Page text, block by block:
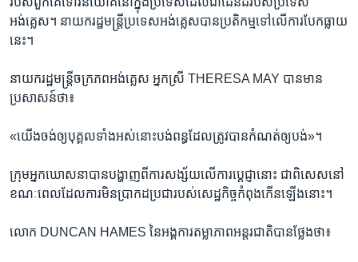
អង់គ្លេស។ នាយករដ្ឋមន្ត្រី​ប្រទេស​អង់គ្លេស​បាន​ប្រតិកម្ម​ទៅ​លើ​ការ​បែកធ្លាយ​
នេះ។
នាយក​រដ្ឋមន្ត្រី​ចក្រភពអង់គ្លេស​ អ្នកស្រី​ THERESA MAY​ បាន​មាន​
ប្រសាសន៍ថា៖
«យើង​ចង់​ឲ្យ​បុគ្គល​ទាំង​អស់​នោះ​បង់​ពន្ធ​ដែល​ត្រូវ​បាន​កំណត់​ឲ្យ​បង់»។
ក្រុម​អ្នក​ឃោសនា​បាន​បង្ហាញ​ពី​ការ​សង្ស័យ​លើ​ការប្តេជ្ញា​នោះ​ ជា​ពិសេស​នៅ​
ខណៈ​ពេល​ដែល​ការ​មិន​ប្រាកដប្រជា​របស់​សេដ្ឋកិច្ច​កំពុង​កើន​ឡើងនោះ។
លោក​ DUNCAN HAMES​ នៃ​អង្គការ​តម្លាភាព​អន្តរជាតិបាន​ថ្លែង​ថា៖